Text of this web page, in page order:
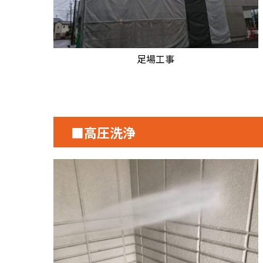
足場工事
■高圧洗浄